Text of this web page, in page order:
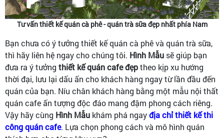
Tư vấn thiết kế quán cà phê - quán trà sữa đẹp nhất phía Nam
Bạn chưa có ý tưởng thiết kế quán cà phê và quán trà sữa,
thì hãy liên hệ ngay cho chúng tôi. Hình Mẫu sẽ giúp bạn
đưa ra ý tưởng thiết kế quán cafe đẹptheo kịp xu hướng
thời đại, lưu lại dấu ấn cho khách hàng ngay từ lần đầu đến
quán của bạn. Níu chân khách hàng bằng một mẫu nội thất
quán cafe ấn tượng độc đáo mang đậm phong cách riêng.
Vậy hãy cùng Hình Mẫu khám phá ngayđịa chỉ thiết kế thi
công quán cafe. Lựa chọn phong cách và mô hình quán